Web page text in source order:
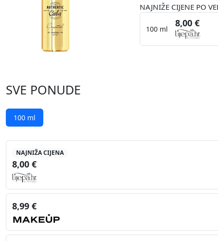
NAJNIŽE CIJENE PO
100 ml
8,00 €
SVE PONUDE
100 ml
NAJNIŽA CIJENA
8,00 €
8,99 €